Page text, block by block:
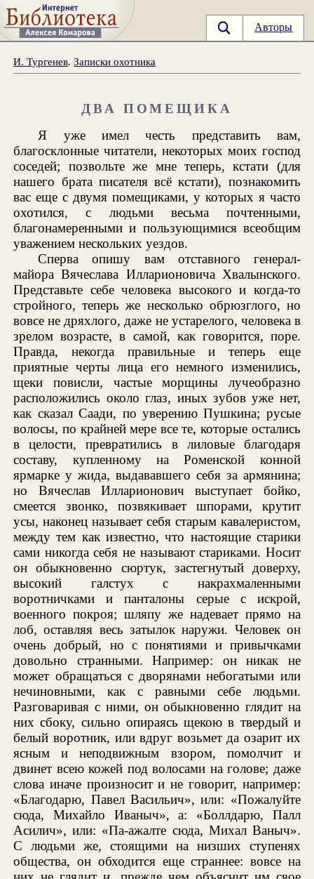
Авторы
И. Тургенев.Записки охотника
ДВА ПОМЕЩИКА
Я уже имел честь представить вам,
благосклонные читатели, некоторых моих господ
соседей; позвольте же мне теперь, кстати (для
нашего брата писателя всё кстати), познакомить
вас еще с двумя помещиками, у которых я часто
охотился, с людьми весьма почтенными,
благонамеренными и пользующимися всеобщим
уважением нескольких уездов.
Сперва опишу вам отставного генерал-
майора Вячеслава Илларионовича Хвалынского.
Представьте себе человека высокого и когда-то
стройного, теперь же несколько обрюзглого, но
вовсе не дряхлого, даже не устарелого, человека в
зрелом возрасте, в самой, как говорится, поре.
Правда, некогда правильные и теперь еще
приятные черты лица его немного изменились,
щеки повисли, частые морщины лучеобразно
расположились около глаз, иных зубов уже нет,
как сказал Саади, по уверению Пушкина; русые
волосы, по крайней мере все те, которые остались
в целости, превратились в лиловые благодаря
составу, купленному на Роменской конной
ярмарке у жида, выдававшего себя за армянина;
но Вячеслав Илларионович выступает бойко,
смеется звонко, позвякивает шпорами, крутит
усы, наконец называет себя старым кавалеристом,
между тем как известно, что настоящие старики
сами никогда себя не называют стариками. Носит
он обыкновенно сюртук, застегнутый доверху,
высокий галстух с накрахмаленными
воротничками и панталоны серые с искрой,
военного покроя; шляпу же надевает прямо на
лоб, оставляя весь затылок наружи. Человек он
очень добрый, но с понятиями и привычками
довольно странными. Например: он никак не
может обращаться с дворянами небогатыми или
нечиновными, как с равными себе людьми.
Разговаривая с ними, он обыкновенно глядит на
них сбоку, сильно опираясь щекою в твердый и
белый воротник, или вдруг возьмет да озарит их
ясным и неподвижным взором, помолчит и
двинет всею кожей под волосами на голове; даже
слова иначе произносит и не говорит, например:
«Благодарю, Павел Васильич», или: «Пожалуйте
сюда, Михайло Иваныч», а: «Боллдарю, Палл
Асилич», или: «Па-ажалте сюда, Михал Ваныч».
С людьми же, стоящими на низших ступенях
общества, он обходится еще страннее: вовсе на